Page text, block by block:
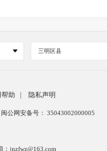
三明区县
助 隐私声明
闽公网安备号： 35043002000005
：jnzfwz@163.com